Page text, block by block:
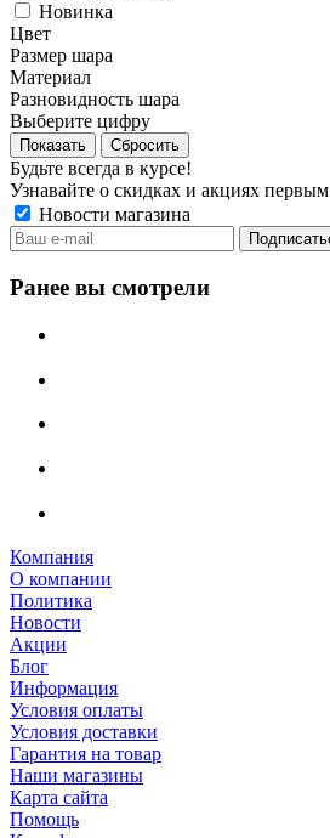
Новинка
Цвет
Размер шара
Материал
Разновидность шара
Выберите цифру
Сбросить
Будьте всегда в курсе!
Узнавайте о скидках и акциях первым
Новости магазина
Ранее вы смотрели
Компания
О компании
Политика
Новости
Акции
Блог
Информация
Условия оплаты
Условия доставки
Гарантия на товар
Наши магазины
Карта сайта
Помощь